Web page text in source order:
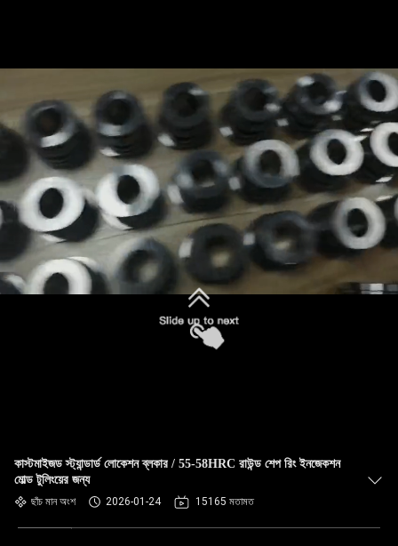
জমা দিন
কাস্টমাইজড স্ট্যান্ডার্ড লোকেশন ব্লকার / 55-58HRC রাউন্ড শেপ রিং ইনজেকশন
মোল্ড টুলিংয়ের জন্য
ছাঁচ মান অংশ 2026-01-24 15165 মতামত